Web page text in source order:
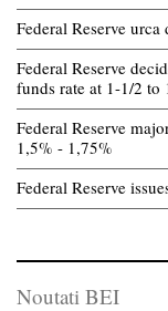
Federal Reserve
Federal Reserve
funds rate at 1-1/2 to
Federal Reserve
1,5% - 1,75%
Federal Reserve
Noutati BEI